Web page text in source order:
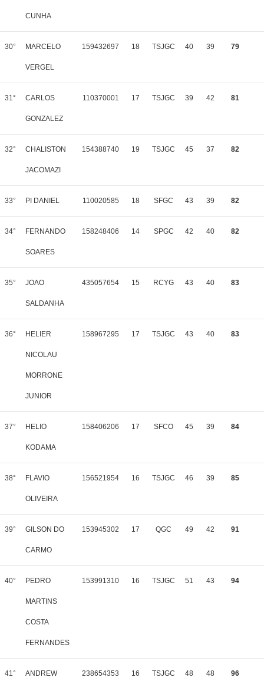
CUNHA
30° MARCELO
VERGEL
159432697 18 TSJGC 40 39 79
31° CARLOS
GONZALEZ
110370001 17 TSJGC 39 42 81
32° CHALISTON
JACOMAZI
154388740 19 TSJGC 45 37 82
33° PI DANIEL 110020585 18 SFGC 43 39 82
34° FERNANDO
SOARES
158248406 14 SPGC 42 40 82
35° JOAO
SALDANHA
435057654 15 RCYG 43 40 83
36° HELIER
NICOLAU
MORRONE
JUNIOR
158967295 17 TSJGC 43 40 83
37° HELIO
KODAMA
158406206 17 SFCO 45 39 84
38° FLAVIO
OLIVEIRA
156521954 16 TSJGC 46 39 85
39° GILSON DO
CARMO
153945302 17 QGC 49 42 91
40° PEDRO
MARTINS
COSTA
FERNANDES
153991310 16 TSJGC 51 43 94
41° ANDREW 238654353 16 TSJGC 48 48 96